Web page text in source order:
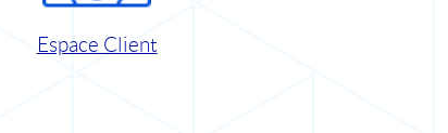
Espace Client